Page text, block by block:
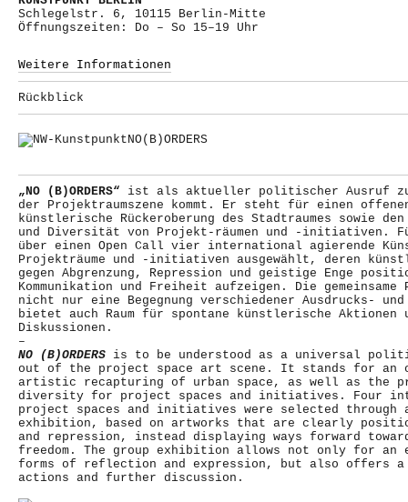
Schlegelstr. 6, 10115 Berlin-Mitte
Öffnungszeiten: Do – So 15–19 Uhr
Weitere Informationen
Rückblick
„NO (B)ORDERS“ ist als aktueller politischer Ausruf
der Projektraumszene kommt. Er steht für einen
künstlerische Rückeroberung des Stadtraumes sowie
und Diversität von Projekt-räumen und -initiativen.
über einen Open Call vier international agierende
Projekträume und -initiativen ausgewählt, deren
gegen Abgrenzung, Repression und geistige Enge
Kommunikation und Freiheit aufzeigen. Die
nicht nur eine Begegnung verschiedener Ausdrucks-
bietet auch Raum für spontane künstlerische Aktionen
Diskussionen.
–
NO (B)ORDERS is to be understood as a universal
out of the project space art scene. It stands for an
artistic recapturing of urban space, as well as the
diversity for project spaces and initiatives. Four
project spaces and initiatives were selected
exhibition, based on artworks that are clearly
and repression, instead displaying ways forward
freedom. The group exhibition allows not only for an
forms of reflection and expression, but also offers a
actions and further discussion.